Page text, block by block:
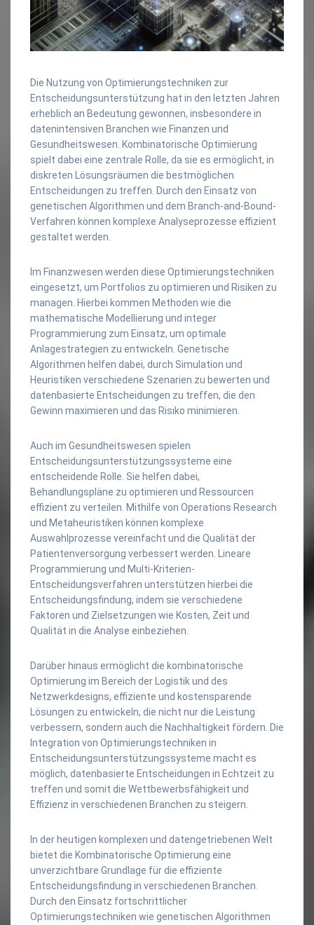
Die Nutzung von Optimierungstechniken zur
Entscheidungsunterstützung hat in den letzten Jahren
erheblich an Bedeutung gewonnen, insbesondere in
datenintensiven Branchen wie Finanzen und
Gesundheitswesen. Kombinatorische Optimierung
spielt dabei eine zentrale Rolle, da sie es ermöglicht, in
diskreten Lösungsräumen die bestmöglichen
Entscheidungen zu treffen. Durch den Einsatz von
genetischen Algorithmen und dem Branch-and-Bound-
Verfahren können komplexe Analyseprozesse effizient
gestaltet werden.
Im Finanzwesen werden diese Optimierungstechniken
eingesetzt, um Portfolios zu optimieren und Risiken zu
managen. Hierbei kommen Methoden wie die
mathematische Modellierung und integer
Programmierung zum Einsatz, um optimale
Anlagestrategien zu entwickeln. Genetische
Algorithmen helfen dabei, durch Simulation und
Heuristiken verschiedene Szenarien zu bewerten und
datenbasierte Entscheidungen zu treffen, die den
Gewinn maximieren und das Risiko minimieren.
Auch im Gesundheitswesen spielen
Entscheidungsunterstützungssysteme eine
entscheidende Rolle. Sie helfen dabei,
Behandlungspläne zu optimieren und Ressourcen
effizient zu verteilen. Mithilfe von Operations Research
und Metaheuristiken können komplexe
Auswahlprozesse vereinfacht und die Qualität der
Patientenversorgung verbessert werden. Lineare
Programmierung und Multi-Kriterien-
Entscheidungsverfahren unterstützen hierbei die
Entscheidungsfindung, indem sie verschiedene
Faktoren und Zielsetzungen wie Kosten, Zeit und
Qualität in die Analyse einbeziehen.
Darüber hinaus ermöglicht die kombinatorische
Optimierung im Bereich der Logistik und des
Netzwerkdesigns, effiziente und kostensparende
Lösungen zu entwickeln, die nicht nur die Leistung
verbessern, sondern auch die Nachhaltigkeit fördern. Die
Integration von Optimierungstechniken in
Entscheidungsunterstützungssysteme macht es
möglich, datenbasierte Entscheidungen in Echtzeit zu
treffen und somit die Wettbewerbsfähigkeit und
Effizienz in verschiedenen Branchen zu steigern.
In der heutigen komplexen und datengetriebenen Welt
bietet die Kombinatorische Optimierung eine
unverzichtbare Grundlage für die effiziente
Entscheidungsfindung in verschiedenen Branchen.
Durch den Einsatz fortschrittlicher
Optimierungstechniken wie genetischen Algorithmen